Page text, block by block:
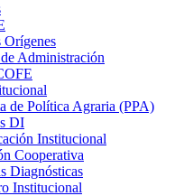
Orígenes
Administración
de Política Agraria (PPA)
DI
Institucional
Cooperativa
Diagnósticas
Institucional